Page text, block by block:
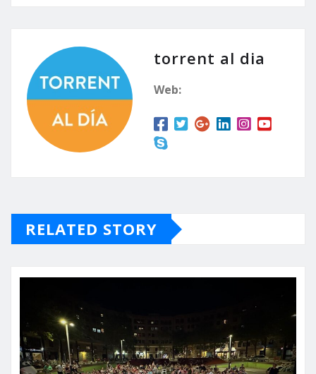
de unos días de ocio y…
torrent al dia
Web:
RELATED STORY